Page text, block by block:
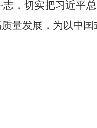
，切实把习近平
量发展，为 以中